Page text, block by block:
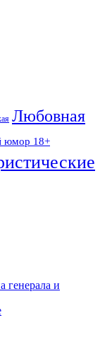
Любовная
юмор 18+
генерала и